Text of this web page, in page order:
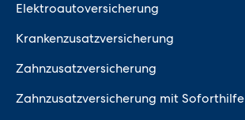
Elektroautoversicherung
Krankenzusatzversicherung
Zahnzusatzversicherung
Zahnzusatzversicherung mit Soforthilfe